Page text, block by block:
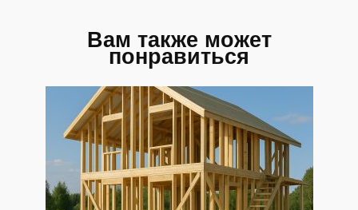
Вам также может
понравиться